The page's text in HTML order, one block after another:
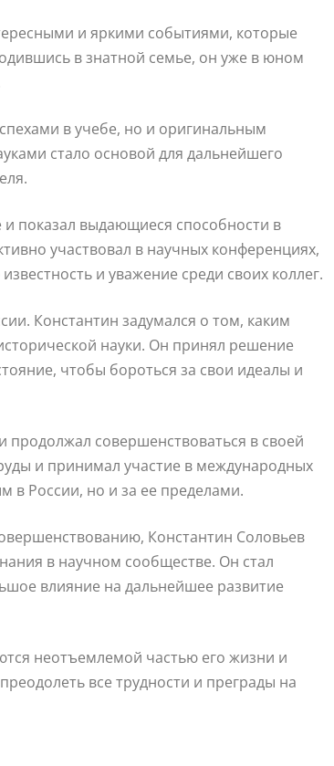
и яркими событиями, которые
в знатной семье, он уже в юном
в учебе, но и оригинальным
стало основой для дальнейшего
показал выдающиеся способности в
участвовал в научных конференциях,
и уважение среди своих коллег.
Константин задумался о том, каким
науки. Он принял решение
чтобы бороться за свои идеалы и
продолжал совершенствоваться в своей
и принимал участие в международных
в России, но и за ее пределами.
Константин Соловьев
в научном сообществе. Он стал
влияние на дальнейшее развитие
неотъемлемой частью его жизни и
все трудности и преграды на